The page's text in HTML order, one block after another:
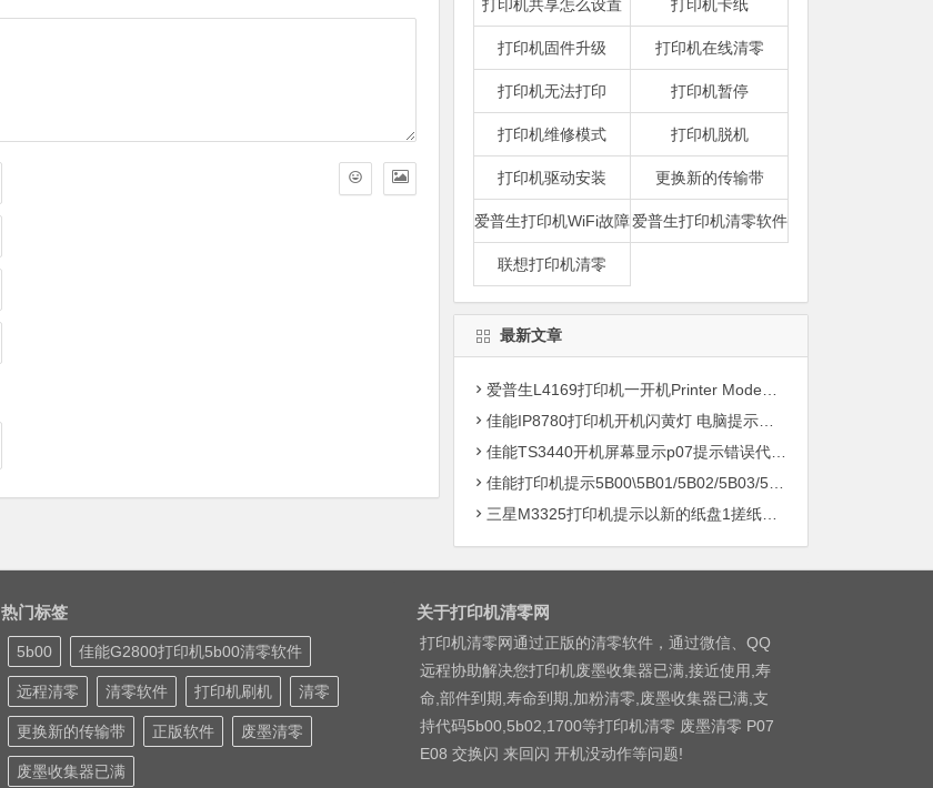
打印机共享怎么设置 打印机卡纸
打印机固件升级 打印机在线清零
打印机无法打印 打印机暂停
打印机维修模式 打印机脱机
打印机驱动安装 更换新的传输带
爱普生打印机WiFi故障爱普生打印机清零软件
联想打印机清零
最新文章
爱普生L4169打印机一开机Printer Mode故障主板维修
佳能IP8780打印机开机闪黄灯 电脑提示错误5B00快速解决方案清零
佳能TS3440开机屏幕显示p07提示错误代码5B00快速解决方案 清零
佳能打印机提示5B00\5B01/5B02/5B03/5B04/5B11/5B12/5B13/5B14/1700/1702/1703/1704
三星M3325打印机提示以新的纸盘1搓纸轮进行更换
热门标签
5b00 佳能G2800打印机5b00清零软件
远程清零 清零软件 打印机刷机 清零
更换新的传输带 正版软件 废墨清零
废墨收集器已满
关于打印机清零网
打印机清零网通过正版的清零软件，通过微信、QQ
远程协助解决您打印机废墨收集器已满,接近使用,寿
命,部件到期,寿命到期,加粉清零,废墨收集器已满,支
持代码5b00,5b02,1700等打印机清零 废墨清零 P07
E08 交换闪 来回闪 开机没动作等问题!